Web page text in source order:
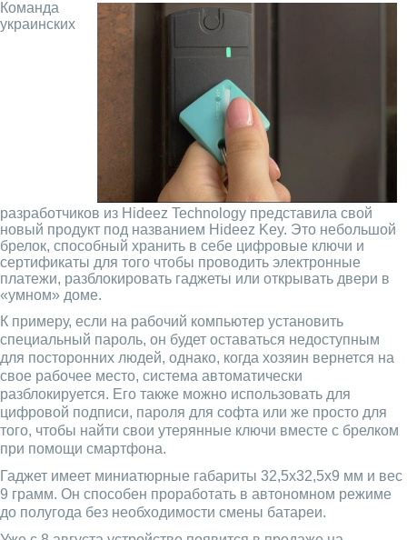
Команда
украинских
разработчиков из Hideez Technology представила свой
новый продукт под названием Hideez Key. Это небольшой
брелок, способный хранить в себе цифровые ключи и
сертификаты для того чтобы проводить электронные
платежи, разблокировать гаджеты или открывать двери в
«умном» доме.
К примеру, если на рабочий компьютер установить
специальный пароль, он будет оставаться недоступным
для посторонних людей, однако, когда хозяин вернется на
свое рабочее место, система автоматически
разблокируется. Его также можно использовать для
цифровой подписи, пароля для софта или же просто для
того, чтобы найти свои утерянные ключи вместе с брелком
при помощи смартфона.
Гаджет имеет миниатюрные габариты 32,5x32,5x9 мм и вес
9 грамм. Он способен проработать в автономном режиме
до полугода без необходимости смены батареи.